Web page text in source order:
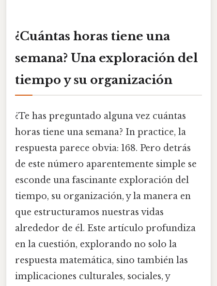
¿Cuántas horas tiene una
semana? Una exploración del
tiempo y su organización
¿Te has preguntado alguna vez cuántas
horas tiene una semana? In practice, la
respuesta parece obvia: 168. Pero detrás
de este número aparentemente simple se
esconde una fascinante exploración del
tiempo, su organización, y la manera en
que estructuramos nuestras vidas
alrededor de él. Este artículo profundiza
en la cuestión, explorando no solo la
respuesta matemática, sino también las
implicaciones culturales, sociales, y